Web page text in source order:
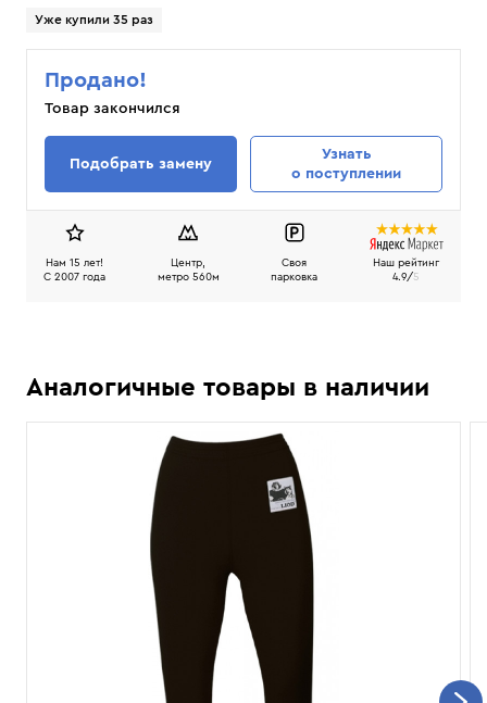
Уже купили 35 раз
Продано!
Товар закончился
Подобрать замену
Узнать
о поступлении
Нам 15 лет!
C 2007 года
Центр,
метро 560м
Своя
парковка
Наш рейтинг
4.9/5
Аналогичные товары в наличии